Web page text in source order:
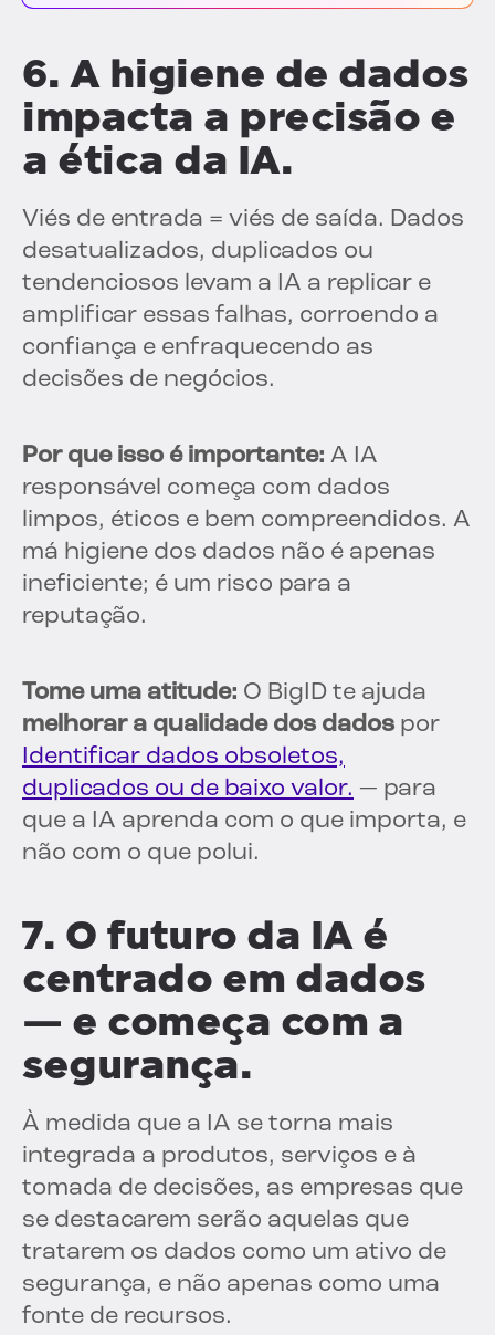
6. A higiene de dados
impacta a precisão e
a ética da IA.
Viés de entrada = viés de saída. Dados
desatualizados, duplicados ou
tendenciosos levam a IA a replicar e
amplificar essas falhas, corroendo a
confiança e enfraquecendo as
decisões de negócios.
Por que isso é importante: A IA
responsável começa com dados
limpos, éticos e bem compreendidos. A
má higiene dos dados não é apenas
ineficiente; é um risco para a
reputação.
Tome uma atitude: O BigID te ajuda
melhorar a qualidade dos dados por
Identificar dados obsoletos,
duplicados ou de baixo valor. — para
que a IA aprenda com o que importa, e
não com o que polui.
7. O futuro da IA é
centrado em dados
— e começa com a
segurança.
À medida que a IA se torna mais
integrada a produtos, serviços e à
tomada de decisões, as empresas que
se destacarem serão aquelas que
tratarem os dados como um ativo de
segurança, e não apenas como uma
fonte de recursos.